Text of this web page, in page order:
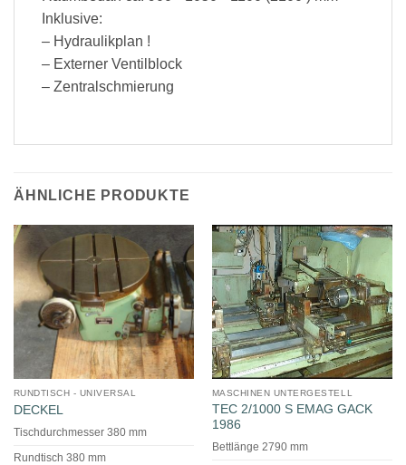
Inklusive:
– Hydraulikplan !
– Externer Ventilblock
– Zentralschmierung
ÄHNLICHE PRODUKTE
RUNDTISCH - UNIVERSAL
DECKEL
Tischdurchmesser 380 mm
Rundtisch 380 mm
MASCHINEN UNTERGESTELL
TEC 2/1000 S EMAG GACK
1986
Bettlänge 2790 mm